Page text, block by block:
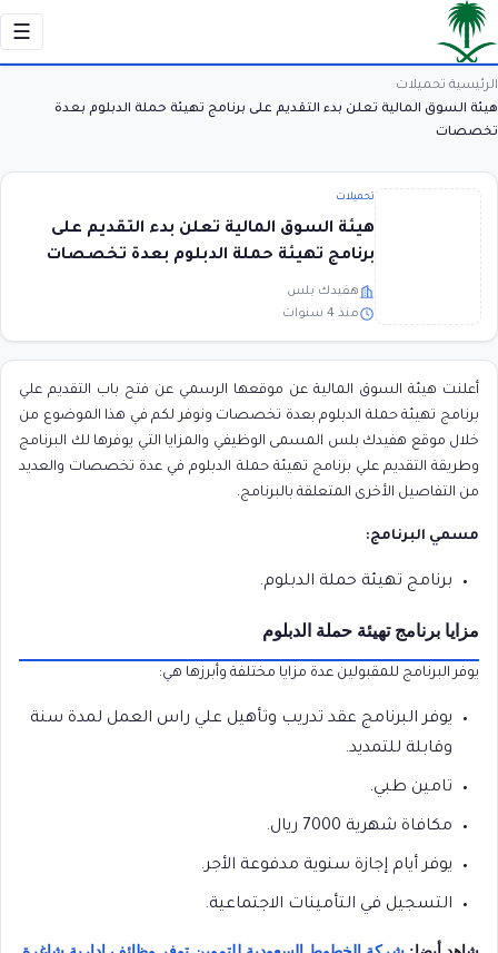
☰
الرئيسية تحميلات
هيئة السوق المالية تعلن بدء التقديم على برنامج تهيئة حملة الدبلوم بعدة
تخصصات
تحميلات
هيئة السوق المالية تعلن بدء التقديم على
برنامج تهيئة حملة الدبلوم بعدة تخصصات
هفيدك بلس
منذ 4 سنوات
أعلنت هيئة السوق المالية عن موقعها الرسمي عن فتح باب التقديم علي
برنامج تهيئة حملة الدبلوم بعدة تخصصات ونوفر لكم في هذا الموضوع من
خلال موقع هفيدك بلس المسمى الوظيفي والمزايا التي يوفرها لك البرنامج
وطريقة التقديم علي برنامج تهيئة حملة الدبلوم في عدة تخصصات والعديد
من التفاصيل الأخرى المتعلقة بالبرنامج.
مسمي البرنامج:
برنامج تهيئة حملة الدبلوم.
مزايا برنامج تهيئة حملة الدبلوم
يوفر البرنامج للمقبولين عدة مزايا مختلفة وأبرزها هي:
يوفر البرنامج عقد تدريب وتأهيل علي راس العمل لمدة سنة
وقابلة للتمديد.
تامين طبي.
مكافاة شهرية 7000 ريال.
يوفر أيام إجازة سنوية مدفوعة الأجر.
التسجيل في التأمينات الاجتماعية.